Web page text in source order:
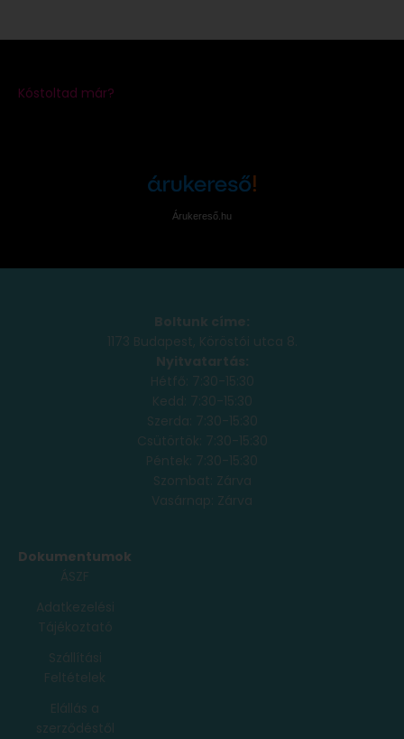
Árukereső.hu
Boltunk címe:
1173 Budapest, Köröstói utca 8.
Nyitvatartás:
Hétfő: 7:30-15:30
Kedd: 7:30-15:30
Szerda: 7:30-15:30
Csütörtök: 7:30-15:30
Péntek: 7:30-15:30
Szombat: Zárva
Vasárnap: Zárva
Dokumentumok
ÁSZF
Adatkezelési
Tájékoztató
Szállítási
Feltételek
Elállás a
szerződéstől